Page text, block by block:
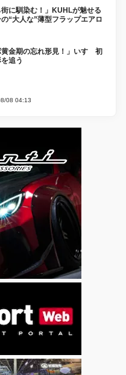
街に馴染む！」KUHLが魅せる
“大人な”薄型フラップエアロ
黄金期の忘れ形見！」いすゞ初
追う
08 04:13